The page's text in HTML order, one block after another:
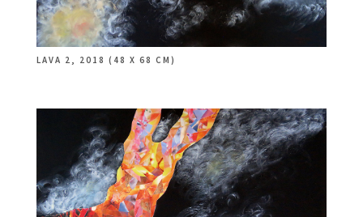
LAVA 2, 2018 (48 X 68 CM)